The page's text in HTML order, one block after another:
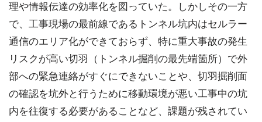
理や情報伝達の効率化を図っていた。しかしその一方
で、工事現場の最前線であるトンネル坑内はセルラー
通信のエリア化ができておらず、特に重大事故の発生
リスクが高い切羽（トンネル掘削の最先端箇所）で外
部への緊急連絡がすぐにできないことや、切羽掘削面
の確認を坑外と行うために移動環境が悪い工事中の坑
内を往復する必要があることなど、課題が残されてい